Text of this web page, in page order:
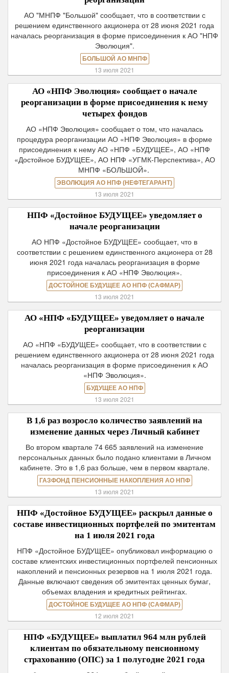
АО "МНПФ "Большой" сообщает, что в соответствии с
решением единственного акционера от 28 июня 2021 года
началась реорганизация в форме присоединения к АО "НПФ
Эволюция".
БОЛЬШОЙ АО МНПФ
13 июля 2021
АО «НПФ Эволюция» сообщает о начале
реорганизации в форме присоединения к нему
четырех фондов
АО «НПФ Эволюция» сообщает о том, что началась
процедура реорганизации АО «НПФ Эволюция» в форме
присоединения к нему АО «НПФ «БУДУЩЕЕ», АО «НПФ
«Достойное БУДУЩЕЕ», АО НПФ «УГМК-Перспектива», АО
МНПФ «БОЛЬШОЙ».
ЭВОЛЮЦИЯ АО НПФ (НЕФТЕГАРАНТ)
13 июля 2021
НПФ «Достойное БУДУЩЕЕ» уведомляет о
начале реорганизации
АО НПФ «Достойное БУДУЩЕЕ» сообщает, что в
соответствии с решением единственного акционера от 28
июня 2021 года началась реорганизация в форме
присоединения к АО «НПФ Эволюция».
ДОСТОЙНОЕ БУДУЩЕЕ АО НПФ (САФМАР)
13 июля 2021
АО «НПФ «БУДУЩЕЕ» уведомляет о начале
реорганизации
АО «НПФ «БУДУЩЕЕ» сообщает, что в соответствии с
решением единственного акционера от 28 июня 2021 года
началась реорганизация в форме присоединения к АО
«НПФ Эволюция».
БУДУЩЕЕ АО НПФ
13 июля 2021
В 1,6 раз возросло количество заявлений на
изменение данных через Личный кабинет
Во втором квартале 74 665 заявлений на изменение
персональных данных было подано клиентами в Личном
кабинете. Это в 1,6 раз больше, чем в первом квартале.
ГАЗФОНД ПЕНСИОННЫЕ НАКОПЛЕНИЯ АО НПФ
13 июля 2021
НПФ «Достойное БУДУЩЕЕ» раскрыл данные о
составе инвестиционных портфелей по эмитентам
на 1 июля 2021 года
НПФ «Достойное БУДУЩЕЕ» опубликовал информацию о
составе клиентских инвестиционных портфелей пенсионных
накоплений и пенсионных резервов на 1 июля 2021 года.
Данные включают сведения об эмитентах ценных бумаг,
объемах владения и кредитных рейтингах.
ДОСТОЙНОЕ БУДУЩЕЕ АО НПФ (САФМАР)
12 июля 2021
НПФ «БУДУЩЕЕ» выплатил 964 млн рублей
клиентам по обязательному пенсионному
страхованию (ОПС) за 1 полугодие 2021 года